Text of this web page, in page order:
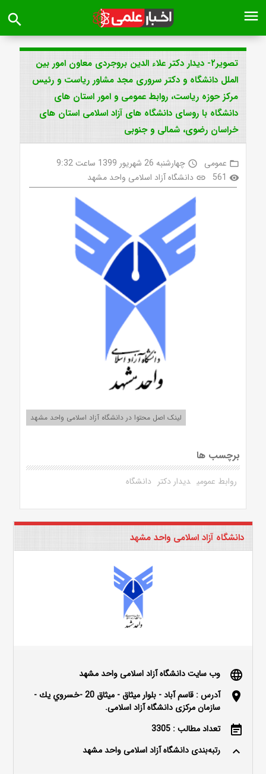
menu
search
تصویر۲- دیدار دکتر علاء الدین بروجردی معاون امور بین
الملل دانشگاه و دکتر سروری مجد مشاور ریاست و رئیس
مرکز حوزه ریاست، روابط عمومی و امور استان های
دانشگاه با روسای دانشگاه های آزاد اسلامی استان های
خراسان رضوی، شمالی و جنوبی
folder_open عمومی access_time چهارشنبه 26 شهریور 1399 ساعت 9:32
visibility
561
link دانشگاه آزاد اسلامی واحد مشهد
لینک اصل محتوا در دانشگاه آزاد اسلامی واحد مشهد
برچسب ها
روابط عمومی دیدار دکتر دانشگاه
دانشگاه آزاد اسلامی واحد مشهد
language وب سایت دانشگاه آزاد اسلامی واحد مشهد
location_on
آدرس : قاسم آباد - بلوار ميثاق - ميثاق 20 -خسروي يك -
سازمان مرکزی دانشگاه آزاد اسلامی.
event_note تعداد مطالب : 3305
keyboard_arrow_up رتبه‌بندی دانشگاه آزاد اسلامی واحد مشهد